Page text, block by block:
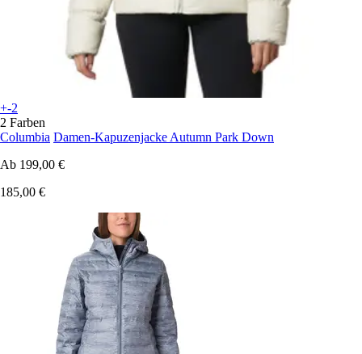
+-2
2 Farben
Columbia Damen-Kapuzenjacke Autumn Park Down
Ab 199,00 €
185,00 €